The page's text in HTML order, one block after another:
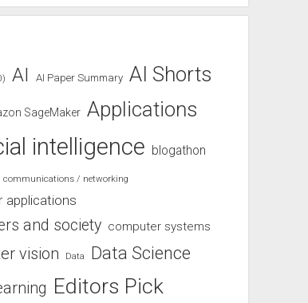
AI AI Paper Summary AI Shorts
SageMaker Applications
intelligence blogathon
communications / networking
applications
and society computer systems
vision Data Data Science
Editors Pick